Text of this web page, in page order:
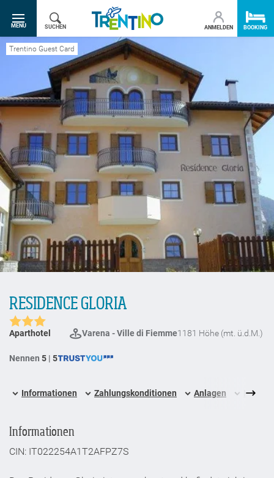
SR.TOGGLE-NAVIGATION
MENU
SUCHEN ANMELDEN BOOKING